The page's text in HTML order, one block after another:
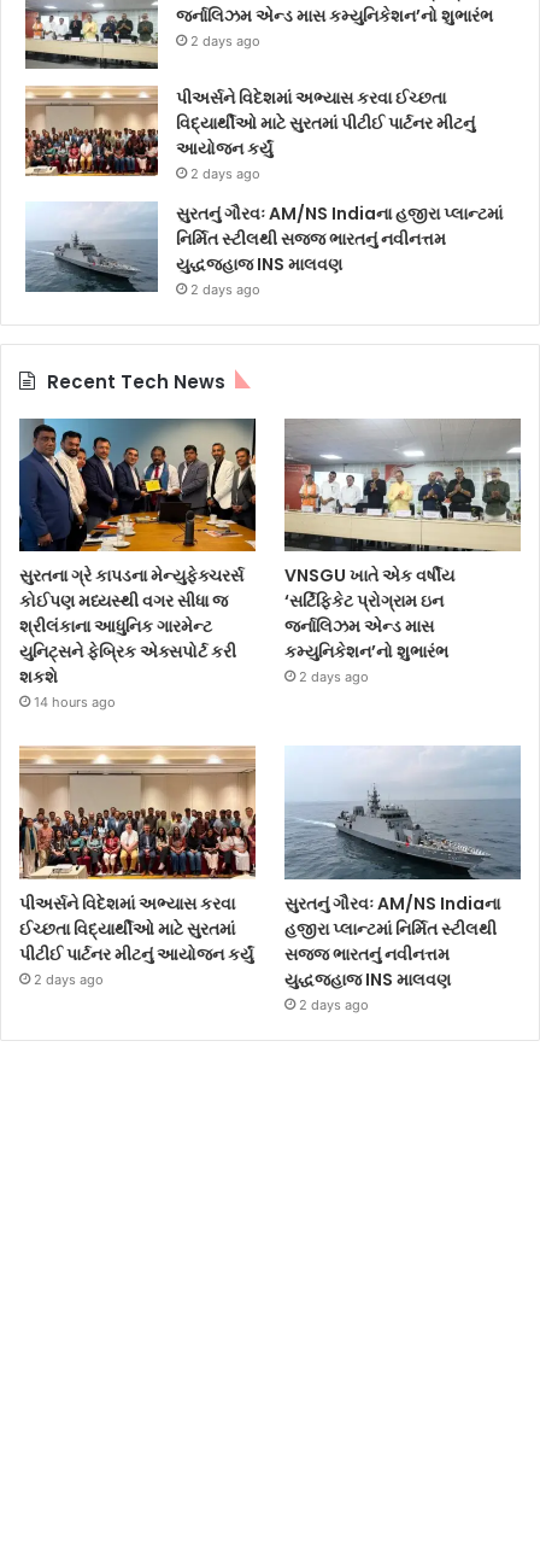
જર્નાલિઝમ એન્ડ માસ કમ્યુનિકેશન’નો શુભારંભ
2 days ago
પીઅર્સને વિદેશમાં અભ્યાસ કરવા ઈચ્છતા
વિદ્યાર્થીઓ માટે સુરતમાં પીટીઈ પાર્ટનર મીટનું
આયોજન કર્યું
2 days ago
સુરતનું ગૌરવઃ AM/NS Indiaના હજીરા પ્લાન્ટમાં
નિર્મિત સ્ટીલથી સજ્જ ભારતનું નવીનત્તમ
યુદ્ધજહાજ INS માલવણ
2 days ago
Recent Tech News
સુરતના ગ્રે કાપડના મેન્યુફેક્ચરર્સ
કોઈપણ મધ્યસ્થી વગર સીધા જ
શ્રીલંકાના આધુનિક ગારમેન્ટ
યુનિટ્સને ફેબ્રિક એક્સપોર્ટ કરી
શકશે
14 hours ago
VNSGU ખાતે એક વર્ષીય
‘સર્ટિફિકેટ પ્રોગ્રામ ઇન
જર્નાલિઝમ એન્ડ માસ
કમ્યુનિકેશન’નો શુભારંભ
2 days ago
પીઅર્સને વિદેશમાં અભ્યાસ કરવા
ઈચ્છતા વિદ્યાર્થીઓ માટે સુરતમાં
પીટીઈ પાર્ટનર મીટનું આયોજન કર્યું
2 days ago
સુરતનું ગૌરવઃ AM/NS Indiaના
હજીરા પ્લાન્ટમાં નિર્મિત સ્ટીલથી
સજ્જ ભારતનું નવીનત્તમ
યુદ્ધજહાજ INS માલવણ
2 days ago